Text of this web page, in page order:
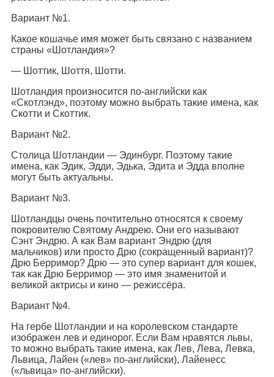
Вариант №1.
Какое кошачье имя может быть связано с названием
страны «Шотландия»?
— Шоттик, Шоття, Шотти.
Шотландия произносится по-английски как
«Скотлэнд», поэтому можно выбрать такие имена, как
Скотти и Скоттик.
Вариант №2.
Столица Шотландии — Эдинбург. Поэтому такие
имена, как Эдик, Эдди, Эдька, Эдита и Эдда вполне
могут быть актуальны.
Вариант №3.
Шотландцы очень почтительно относятся к своему
покровителю Святому Андрею. Они его называют
Сэнт Эндрю. А как Вам вариант Эндрю (для
мальчиков) или просто Дрю (сокращенный вариант)?
Дрю Берримор? Дрю — это супер вариант для кошек,
так как Дрю Берримор — это имя знаменитой и
великой актрисы и кино — режиссёра.
Вариант №4.
На гербе Шотландии и на королевском стандарте
изображен лев и единорог. Если Вам нравятся львы,
то можно выбрать такие имена, как Лев, Лева, Левка,
Львица, Лайен («лев» по-английски), Лайенесс
(«львица» по-английски).